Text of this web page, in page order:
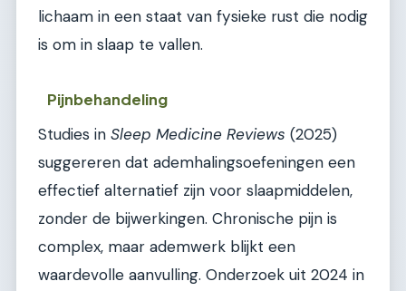
lichaam in een staat van fysieke rust die nodig
is om in slaap te vallen.
Pijnbehandeling
Studies in Sleep Medicine Reviews (2025)
suggereren dat ademhalingsoefeningen een
effectief alternatief zijn voor slaapmiddelen,
zonder de bijwerkingen. Chronische pijn is
complex, maar ademwerk blijkt een
waardevolle aanvulling. Onderzoek uit 2024 in